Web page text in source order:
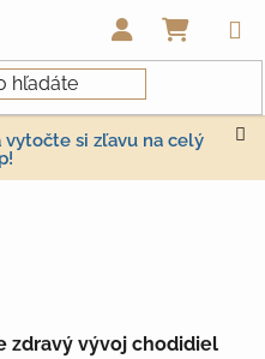
vytočte si zľavu na celý
zdravý vývoj chodidiel